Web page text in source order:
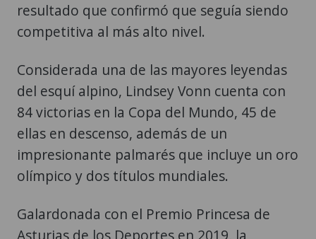
resultado que confirmó que seguía siendo
competitiva al más alto nivel.
Considerada una de las mayores leyendas
del esquí alpino, Lindsey Vonn cuenta con
84 victorias en la Copa del Mundo, 45 de
ellas en descenso, además de un
impresionante palmarés que incluye un oro
olímpico y dos títulos mundiales.
Galardonada con el Premio Princesa de